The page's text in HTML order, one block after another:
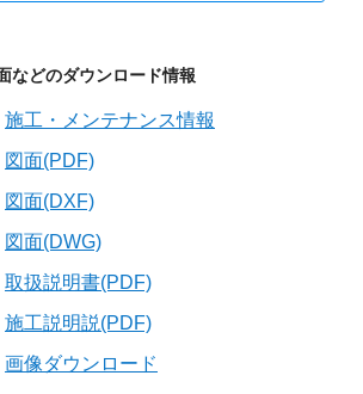
などのダウンロード情報
施工・メンテナンス情報
図面(PDF)
図面(DXF)
図面(DWG)
取扱説明書(PDF)
施工説明説(PDF)
画像ダウンロード